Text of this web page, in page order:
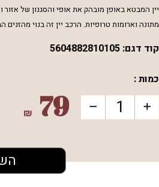
יין המבטא באופן מובהק את אופי והסגנון של אזור
מתונה וארומות טרופיות. הרכב יין זה בנוי מהזנים הבאים,
קוד דגם: 5604882810105
כמות :
79
₪